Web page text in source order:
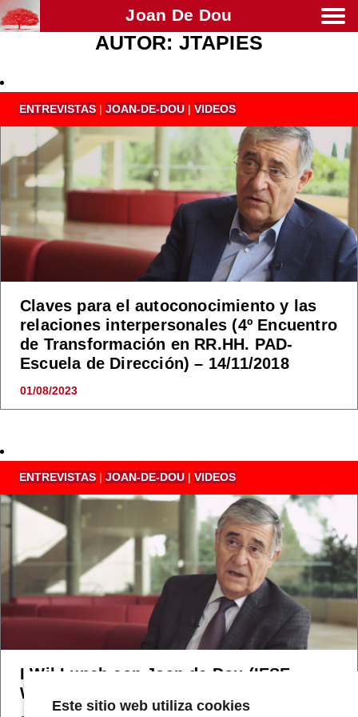
Joan De Dou
AUTOR: JTAPIES
ENTREVISTAS | JOAN-DE-DOU | VIDEOS
Claves para el autoconocimiento y las
relaciones interpersonales (4º Encuentro
de Transformación en RR.HH. PAD-
Escuela de Dirección) – 14/11/2018
01/08/2023
ENTREVISTAS | JOAN-DE-DOU | VIDEOS
I Wil Lunch con Joan de Dou (IESE
Women in Leadership) – 11/7/2018
Este sitio web utiliza cookies